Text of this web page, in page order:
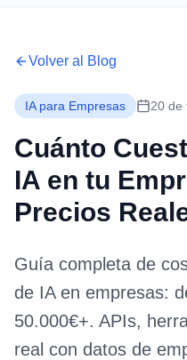
Volver al Blog
IA para Empresas 20 de
Cuánto
IA en tu
Precios
Guía completa de
de IA en empresas:
50.000€+. APIs,
real con datos de